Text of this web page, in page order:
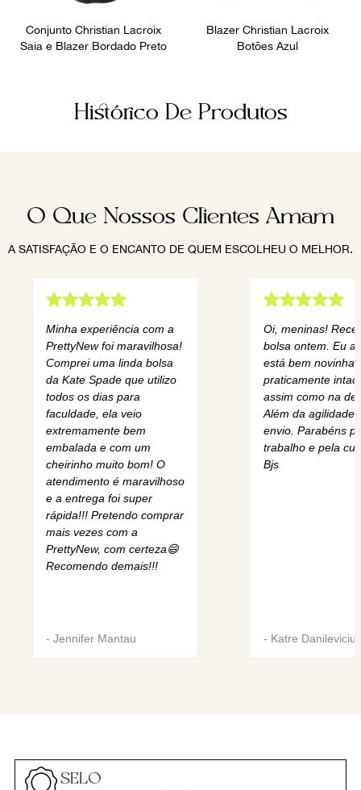
Conjunto Christian Lacroix
Saia e Blazer Bordado Preto
Blazer Christian Lacroix
Botões Azul
Histórico De Produtos
O Que Nossos Clientes Amam
A SATISFAÇÃO E O ENCANTO DE QUEM ESCOLHEU O MELHOR.
Minha experiência com a
PrettyNew foi maravilhosa!
Comprei uma linda bolsa
da Kate Spade que utilizo
todos os dias para
faculdade, ela veio
extremamente bem
embalada e com um
cheirinho muito bom! O
atendimento é maravilhoso
e a entrega foi super
rápida!!! Pretendo comprar
mais vezes com a
PrettyNew, com certeza😄
Recomendo demais!!!
- Jennifer Mantau
Oi, meninas!
bolsa ontem. Eu
está bem novinha,
praticamente
assim como na
Além da agilidade
envio. Parabéns
trabalho e pela
Bjs
- Katre Danilevicius
SELO